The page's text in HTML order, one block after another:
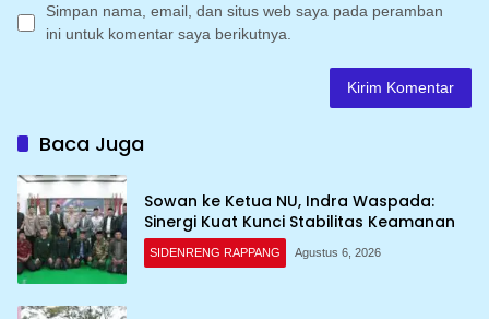
Simpan nama, email, dan situs web saya pada peramban
ini untuk komentar saya berikutnya.
Baca Juga
Sowan ke Ketua NU, Indra Waspada:
Sinergi Kuat Kunci Stabilitas Keamanan
SIDENRENG RAPPANG Agustus 6, 2026